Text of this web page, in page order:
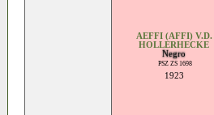
AEFFI (AFFI) V.D.
HOLLERHECKE
Negro
PSZ ZS 1698
1923